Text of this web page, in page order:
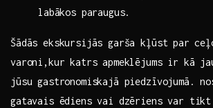
labākos paraugus.
Šādās ekskursijās garša kļūst par
varoni,kur katrs apmeklējums ir kā
jūsu gastronomiskajā piedzīvojumā.
gatavais​ ēdiens‍ vai dzēriens var tikt